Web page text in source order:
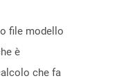
file modello
è
che fa